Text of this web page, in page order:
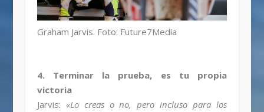
Graham Jarvis. Foto: Future7Media
4. Terminar la prueba, es tu propia
victoria
Jarvis: «Lo creas o no, pero incluso para los